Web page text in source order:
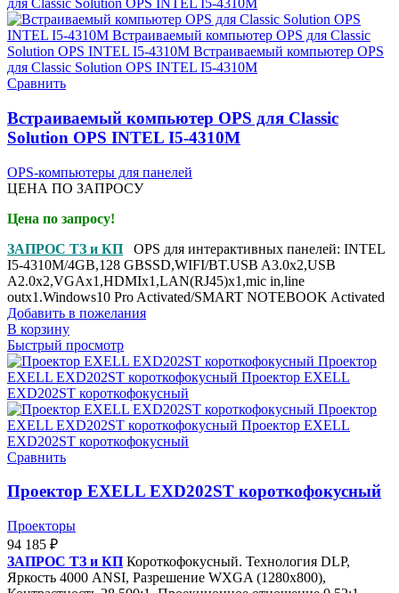
Сравнить
Встраиваемый компьютер OPS для Classic
Solution OPS INTEL I5-4310M
OPS-компьютеры для панелей
ЦЕНА ПО ЗАПРОСУ
Цена по запросу!
ЗАПРОС ТЗ и КП OPS для интерактивных панелей: INTEL
I5-4310M/4GB,128 GBSSD,WIFI/BT.USB A3.0x2,USB
A2.0x2,VGAx1,HDMIx1,LAN(RJ45)x1,mic in,line
outx1.Windows10 Pro Activated/SMART NOTEBOOK Activated
Добавить в пожелания
В корзину
Быстрый просмотр
Сравнить
Проектор EXELL EXD202ST короткофокусный
Проекторы
94 185 ₽
ЗАПРОС ТЗ и КП Короткофокусный. Технология DLP,
Яркость 4000 ANSI, Разрешение WXGA (1280x800),